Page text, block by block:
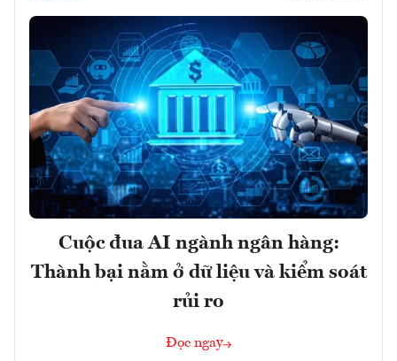
Cuộc đua AI ngành ngân hàng:
Thành bại nằm ở dữ liệu và kiểm soát
rủi ro
Đọc ngay